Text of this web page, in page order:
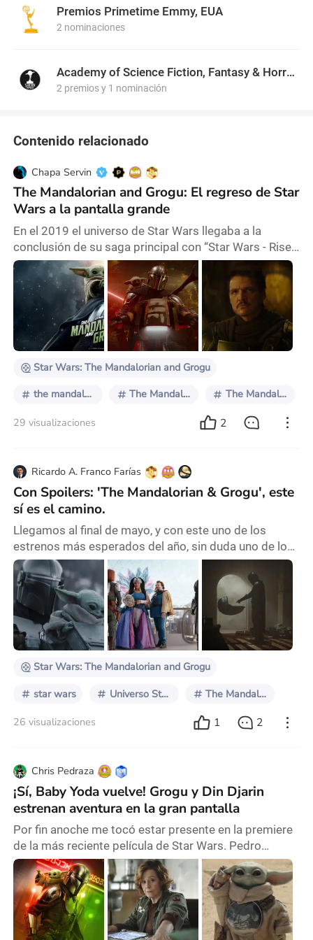
incluyendo Elf (2003), El lobo de Wall Street (2013),
Chef (2014) y Spiderman: de regreso a casa (2017),
importante en la industria del entretenimiento.
Premios Primetime Emmy, EUA
2 nominaciones
Academy of Science Fiction, Fantasy & Horror Films, USA
2 premios y 1 nominación
Contenido relacionado
Chapa Servin
The Mandalorian and Grogu: El regreso de Star
Wars a la pantalla grande
En el 2019 el universo de Star Wars llegaba a la
conclusión de su saga principal con “Star Wars - Rise
of Skywalker” pero que a su vez derivo en un sin fin de
críticas y descontentos entre los fanáticos por la
mala ejecución de la trilogía de secuelas y decisiones
controversiales con los personajes icónicos y nuevos.
Pero entre las sombras y con el nacimiento de Disney
Plus como plataforma digital
Star Wars: The Mandalorian and Grogu
the mandalorian and grogu The Mandalorian y Grogu The Mandalorian
29 visualizaciones 2
Ricardo A. Franco Farías
Con Spoilers: 'The Mandalorian & Grogu', este
sí es el camino.
Llegamos al final de mayo, y con este uno de los
estrenos más esperados del año, sin duda uno de los
momentos cinematográficos del 2026. Hablamos,
por supuesto de 'The Mandalorian and Grogu', y claro
que teníamos que hablar de esta. Como preámbulo,
esta película quizás tenía algo de expectativas bajas a
nivel mundial, por la forma no convincente en que
concluyó la tercera temporada de 'The Mandalo
Star Wars: The Mandalorian and Grogu
star wars Universo Star Wars The Mandalorian
26 visualizaciones 1 2
Chris Pedraza
¡Sí, Baby Yoda vuelve! Grogu y Din Djarin
estrenan aventura en la gran pantalla
Por fin anoche me tocó estar presente en la premiere
de la más reciente película de Star Wars. Pedro
Pascal vuelve a ponerse el casco de Din Djarin y se
trae a “la bendi” favorita de toda la galaxia para una
nueva aventura… pero ahora en la pantalla grande. Así
es, fui a ver The Mandalorian and Grogu. Y aquí les va
mi reseña SIN SPOILERS. Como muchos fans saben,